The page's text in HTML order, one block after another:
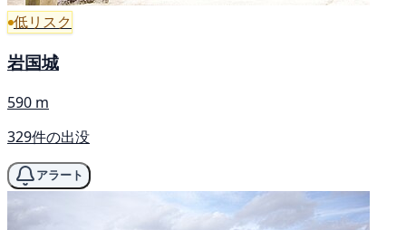
低リスク
岩国城
590 m
329件の出没
アラート